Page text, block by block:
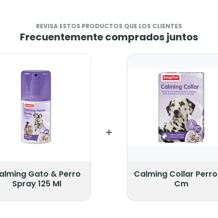
REVISA ESTOS PRODUCTOS QUE LOS CLIENTES
Frecuentemente comprados juntos
Gato & Perro
Spray 125 Ml
Calming Collar
Cm